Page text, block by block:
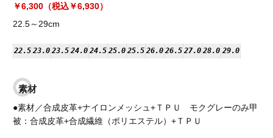
￥6,300（税込￥6,930）
22.5～29cm
22.5 23.0 23.5 24.0 24.5 25.0 25.5 26.0 26.5 27.0 28.0 29.0
素材
●素材／合成皮革+ナイロンメッシュ+ＴＰＵ モクグレーのみ甲
被：合成皮革+合成繊維（ポリエステル）+ＴＰＵ